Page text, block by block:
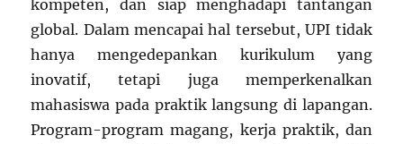
kompeten, dan siap menghadapi tantangan
global. Dalam mencapai hal tersebut, UPI tidak
hanya mengedepankan kurikulum yang
inovatif, tetapi juga memperkenalkan
mahasiswa pada praktik langsung di lapangan.
Program-program magang, kerja praktik, dan